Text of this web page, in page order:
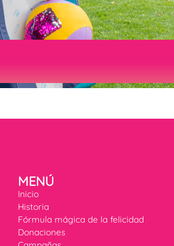
MENÚ
Inicio
Historia
Fórmula mágica de la felicidad
Donaciones